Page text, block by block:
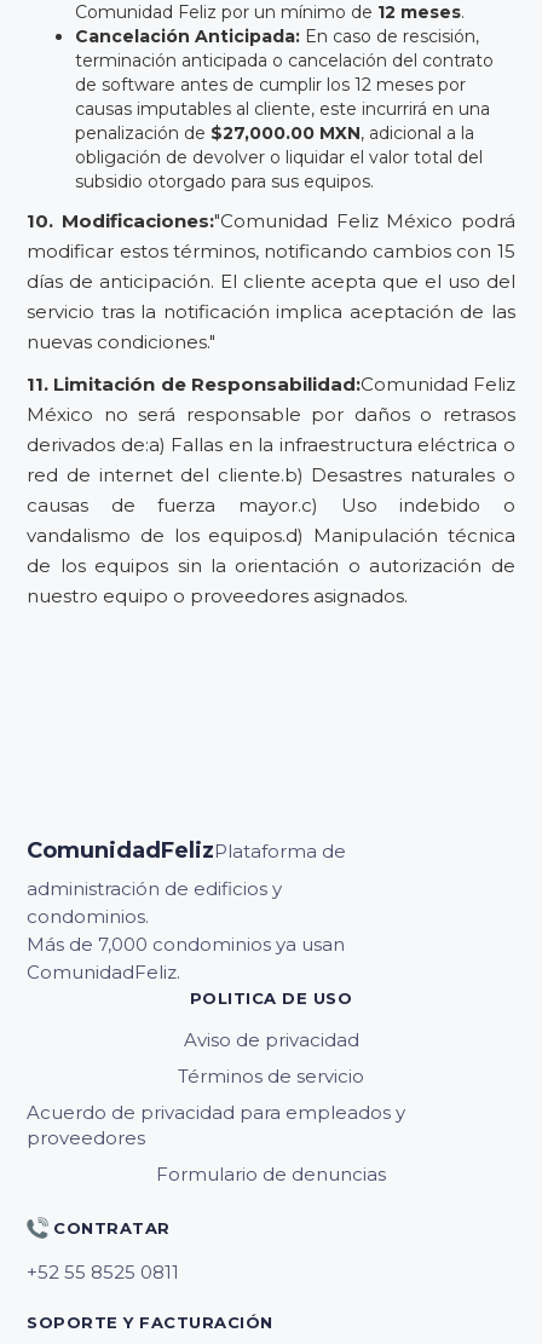
Comunidad Feliz por un mínimo de 12 meses.
Cancelación Anticipada: En caso de rescisión,
terminación anticipada o cancelación del contrato
de software antes de cumplir los 12 meses por
causas imputables al cliente, este incurrirá en una
penalización de $27,000.00 MXN, adicional a la
obligación de devolver o liquidar el valor total del
subsidio otorgado para sus equipos.
10. Modificaciones:"Comunidad Feliz México podrá
modificar estos términos, notificando cambios con 15
días de anticipación. El cliente acepta que el uso del
servicio tras la notificación implica aceptación de las
nuevas condiciones."
11. Limitación de Responsabilidad:Comunidad Feliz
México no será responsable por daños o retrasos
derivados de:a) Fallas en la infraestructura eléctrica o
red de internet del cliente.b) Desastres naturales o
causas de fuerza mayor.c) Uso indebido o
vandalismo de los equipos.d) Manipulación técnica
de los equipos sin la orientación o autorización de
nuestro equipo o proveedores asignados.
ComunidadFelizPlataforma de
administración de edificios y
condominios.
Más de 7,000 condominios ya usan
ComunidadFeliz.
POLITICA DE USO
Aviso de privacidad
Términos de servicio
Acuerdo de privacidad para empleados y
proveedores
Formulario de denuncias
CONTRATAR
SOPORTE Y FACTURACIÓN